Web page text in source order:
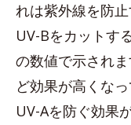
れは紫外線を防
UV-Bをカットす
の数値で示され
ど効果が高くな
UV-Aを防ぐ効果